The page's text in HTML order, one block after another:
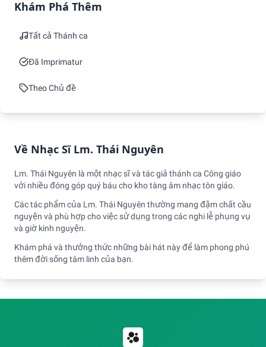
Khám Phá Thêm
Tất cả Thánh ca
Đã Imprimatur
Theo Chủ đề
Về Nhạc Sĩ Lm. Thái Nguyên
Lm. Thái Nguyên là một nhạc sĩ và tác giả thánh ca Công giáo
với nhiều đóng góp quý báu cho kho tàng âm nhạc tôn giáo.
Các tác phẩm của Lm. Thái Nguyên thường mang đậm chất cầu
nguyện và phù hợp cho việc sử dụng trong các nghi lễ phụng vụ
và giờ kinh nguyện.
Khám phá và thưởng thức những bài hát này để làm phong phú
thêm đời sống tâm linh của bạn.